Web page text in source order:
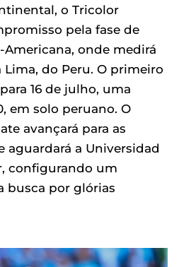
o Tricolor
pela fase de
Americana, onde medirá
do Peru. O primeiro
16 de julho, uma
em solo peruano. O
avançará para as
aguardará a Universidad
configurando um
busca por glórias